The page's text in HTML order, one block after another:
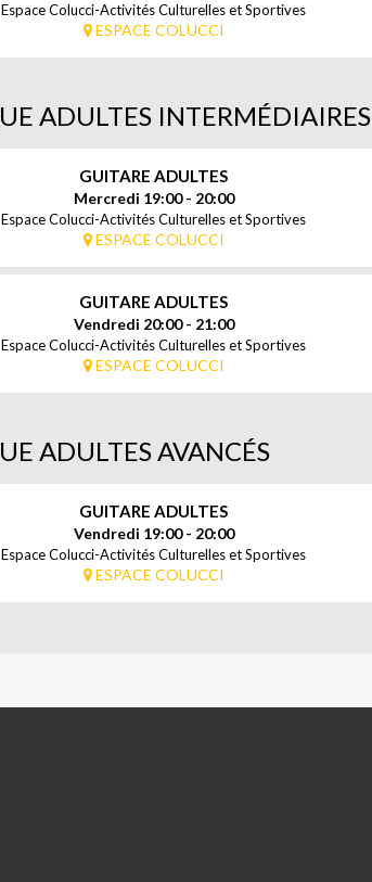
Espace Colucci-Activités Culturelles et Sportives
ESPACE COLUCCI
ADULTES INTERMÉDIAIRES
GUITARE ADULTES
Mercredi 19:00 - 20:00
Espace Colucci-Activités Culturelles et Sportives
ESPACE COLUCCI
GUITARE ADULTES
Vendredi 20:00 - 21:00
Espace Colucci-Activités Culturelles et Sportives
ESPACE COLUCCI
ADULTES AVANCÉS
GUITARE ADULTES
Vendredi 19:00 - 20:00
Espace Colucci-Activités Culturelles et Sportives
ESPACE COLUCCI